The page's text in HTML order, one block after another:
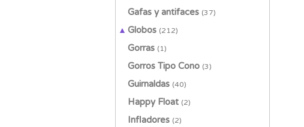
Gafas y antifaces (37)
Globos (212)
Ver todos
Bouquets de Globos
Globos Ágata
Globos Burbuja
Globos con Formas
Gorras (1)
Gorros Tipo Cono (3)
Guirnaldas (40)
Happy Float (2)
Infladores (2)